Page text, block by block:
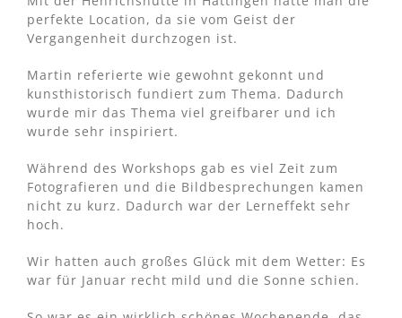
perfekte Location, da sie vom Geist der
Vergangenheit durchzogen ist.
Martin referierte wie gewohnt gekonnt und
kunsthistorisch fundiert zum Thema. Dadurch
wurde mir das Thema viel greifbarer und ich
wurde sehr inspiriert.
Während des Workshops gab es viel Zeit zum
Fotografieren und die Bildbesprechungen kamen
nicht zu kurz. Dadurch war der Lerneffekt sehr
hoch.
Wir hatten auch großes Glück mit dem Wetter: Es
war für Januar recht mild und die Sonne schien.